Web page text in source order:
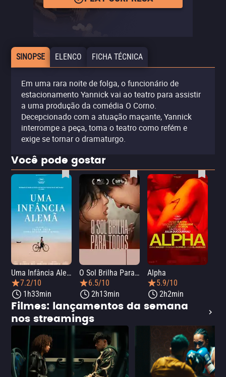
SINOPSE ELENCO FICHA TÉCNICA
Em uma rara noite de folga, o funcionário de
estacionamento Yannick vai ao teatro para assistir
a uma produção da comédia O Corno.
Decepcionado com a atuação maçante, Yannick
interrompe a peça, toma o teatro como refém e
exige se tornar o dramaturgo.
Você pode gostar
Uma Infância Alemã
7.2/10
1h33min
O Sol Brilha Para Todos
6.5/10
2h13min
Alpha
5.9/10
2h2min
Filmes: lançamentos da semana
nos streamings